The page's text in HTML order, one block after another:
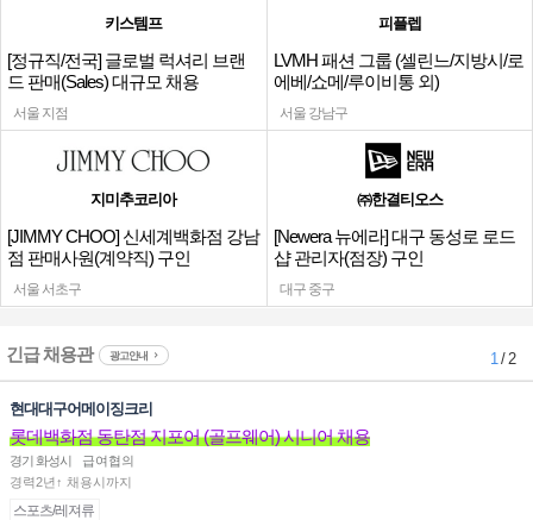
키스템프
[정규직/전국] 글로벌 럭셔리 브랜
드 판매(Sales) 대규모 채용
서울 지점
피플렙
LVMH 패션 그룹 (셀린느/지방시/로
에베/쇼메/루이비통 외)
서울 강남구
지미추코리아
[JIMMY CHOO] 신세계백화점 강남
점 판매사원(계약직) 구인
서울 서초구
㈜한결티오스
[Newera 뉴에라] 대구 동성로 로드
샵 관리자(점장) 구인
대구 중구
긴급 채용관 광고안내 1/ 2
현대대구어메이징크리
롯데백화점 동탄점 지포어 (골프웨어) 시니어 채용
경기 화성시
급여협의
경력2년↑ 채용시까지
스포츠/레져류